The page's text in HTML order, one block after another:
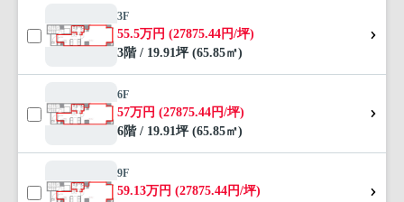
3F
55.5万円 (27875.44円/坪)
3階 / 19.91坪 (65.85㎡)
6F
57万円 (27875.44円/坪)
6階 / 19.91坪 (65.85㎡)
9F
59.13万円 (27875.44円/坪)